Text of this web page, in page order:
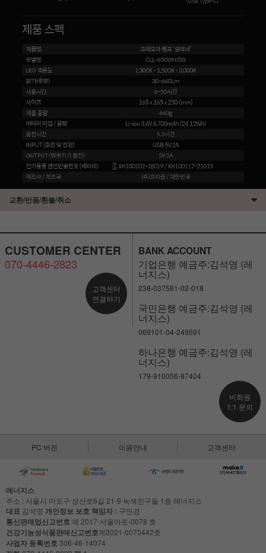
교환/반품/환불/취소
CUSTOMER CENTER
070-4446-2823
고객센터
연결하기
BANK ACCOUNT
기업은행 예금주:김석영 (레
너지스)
238-037581-02-018
국민은행 예금주:김석영 (레
너지스)
069101-04-249591
하나은행 예금주:김석영 (레
너지스)
179-910056-87404
비회원
1:1 문의
PC 버전 이용안내 고객센터
레너지스
주소 : 서울시 마포구 성산로6길 21-9 녹색친구들 1층 레너지스
대표 김석영 개인정보 보호 책임자 : 구민경
통신판매업신고번호제 2017-서울마포-0078 호
건강기능성식품판매신고번호제2021-0070442호
사업자 등록번호306-46-14074